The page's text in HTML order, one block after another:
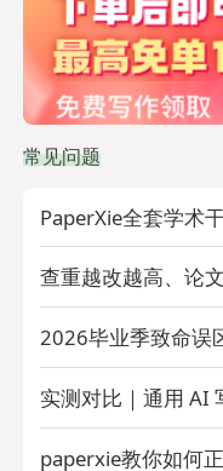
常见问题
PaperXie全套学术
不踩雷
查重越改越高、论
学生都踩的3个致命
2026毕业季致命误
AIGC检测还是一直
实测对比｜通用 AI
直学术模型怎么稳
paperxie教你如何